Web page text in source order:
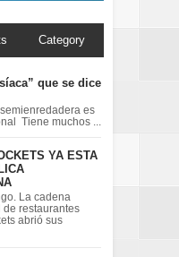
Category
que se dice
es
Tiene muchos ...
YA ESTA
La cadena
de restaurantes
abrió sus